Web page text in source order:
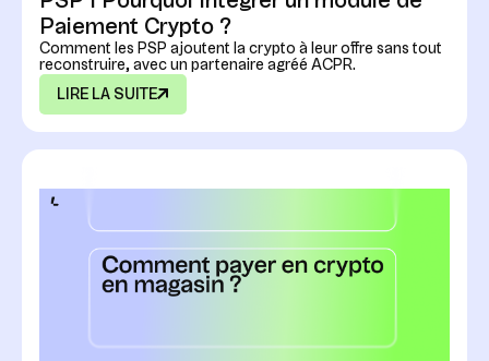
Paiement Crypto ?
Comment les PSP ajoutent la crypto à leur offre sans tout
reconstruire, avec un partenaire agréé ACPR.
LIRE LA SUITE